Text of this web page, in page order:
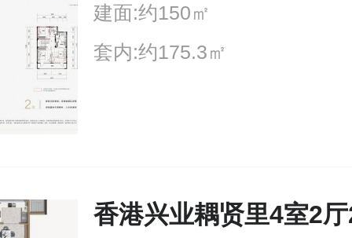
建面:约150㎡
套内:约175.3㎡
香港兴业耦贤里4室2